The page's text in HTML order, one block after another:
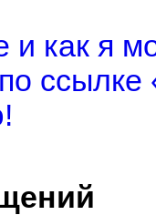
и как я
ссылке